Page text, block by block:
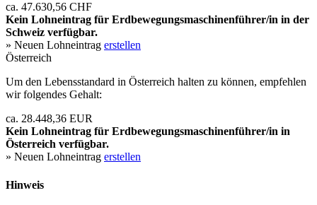
ca. 47.630,56 CHF
Kein Lohneintrag für Erdbewegungsmaschinenführer/in in der
Schweiz verfügbar.
» Neuen Lohneintrag erstellen
Österreich
Um den Lebensstandard in Österreich halten zu können, empfehlen
wir folgendes Gehalt:
ca. 28.448,36 EUR
Kein Lohneintrag für Erdbewegungsmaschinenführer/in in
Österreich verfügbar.
» Neuen Lohneintrag erstellen
Hinweis